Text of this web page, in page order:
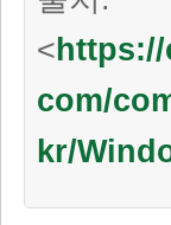
<
com/
kr/